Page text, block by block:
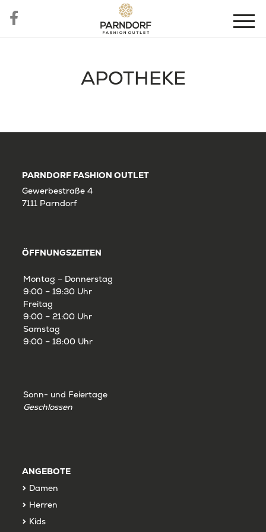
APOTHEKE
PARNDORF FASHION OUTLET
Gewerbestraße 4
7111 Parndorf
ÖFFNUNGSZEITEN
Montag – Donnerstag
9:00 – 19:30 Uhr
Freitag
9:00 – 21:00 Uhr
Samstag
9:00 – 18:00 Uhr
Sonn- und Feiertage
Geschlossen
ANGEBOTE
Damen
Herren
Kids